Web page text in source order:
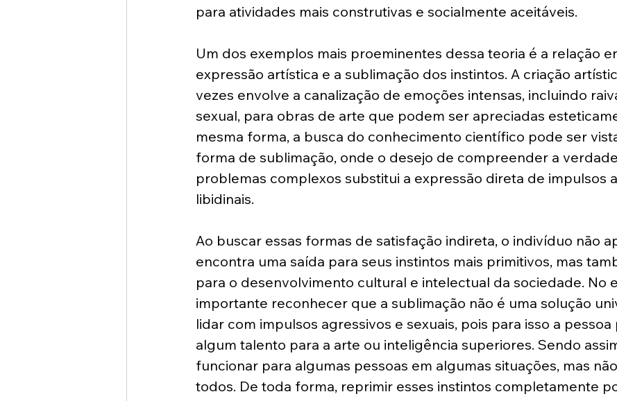
para atividades mais construtivas e socialmente aceitáveis.
Um dos exemplos mais proeminentes dessa teoria é a relação
expressão artística e a sublimação dos instintos. A criação
vezes envolve a canalização de emoções intensas, incluindo
sexual, para obras de arte que podem ser apreciadas
mesma forma, a busca do conhecimento científico pode ser
forma de sublimação, onde o desejo de compreender a
problemas complexos substitui a expressão direta de impulsos
libidinais.
Ao buscar essas formas de satisfação indireta, o indivíduo não
encontra uma saída para seus instintos mais primitivos, mas
para o desenvolvimento cultural e intelectual da sociedade. No
importante reconhecer que a sublimação não é uma solução
lidar com impulsos agressivos e sexuais, pois para isso a
algum talento para a arte ou inteligência superiores. Sendo
funcionar para algumas pessoas em algumas situações, mas
todos. De toda forma, reprimir esses instintos completamente